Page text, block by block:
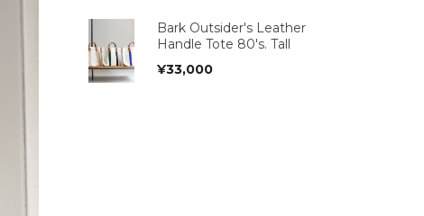
Bark Outsider's Leather
Handle Tote 80's. Tall
¥33,000